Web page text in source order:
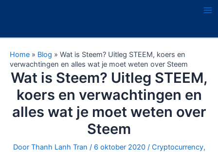
inhoud
Home » Blog » Wat is Steem? Uitleg STEEM, koers en
verwachtingen en alles wat je moet weten over Steem
Wat is Steem? Uitleg STEEM,
koers en verwachtingen en
alles wat je moet weten over
Steem
Door Thanh Lanh Tran / 6 oktober 2020 / Cryptocurrency,